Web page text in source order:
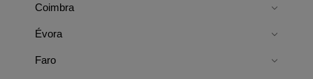
Coimbra
Évora
Faro